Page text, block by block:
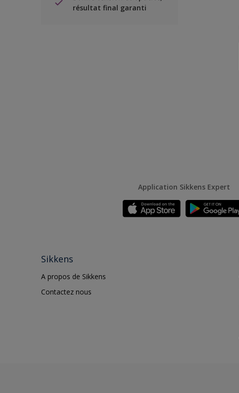
résultat final garanti
Application Sikkens Expert
Sikkens
A propos de Sikkens
Contactez nous